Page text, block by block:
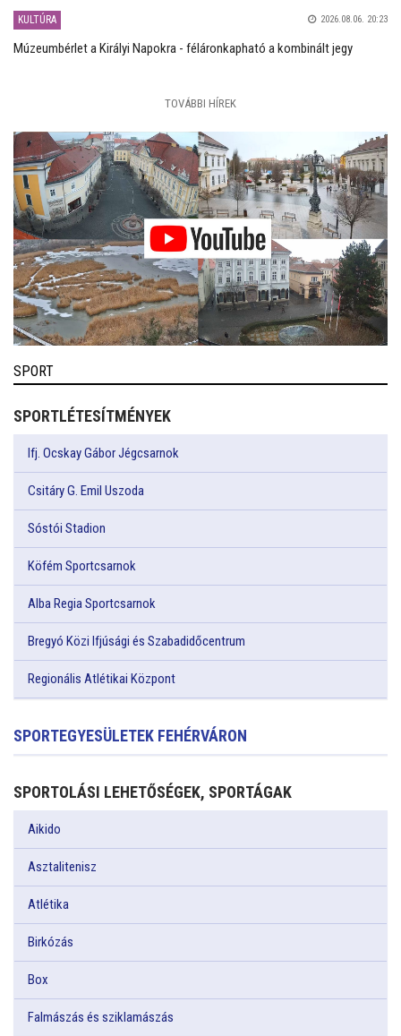
KULTÚRA 2026.08.06. 20:23
Múzeumbérlet a Királyi Napokra - féláronkapható a kombinált jegy
TOVÁBBI HÍREK
SPORT
SPORTLÉTESÍTMÉNYEK
Ifj. Ocskay Gábor Jégcsarnok
Csitáry G. Emil Uszoda
Sóstói Stadion
Köfém Sportcsarnok
Alba Regia Sportcsarnok
Bregyó Közi Ifjúsági és Szabadidőcentrum
Regionális Atlétikai Központ
SPORTEGYESÜLETEK FEHÉRVÁRON
SPORTOLÁSI LEHETŐSÉGEK, SPORTÁGAK
Aikido
Asztalitenisz
Atlétika
Birkózás
Box
Falmászás és sziklamászás